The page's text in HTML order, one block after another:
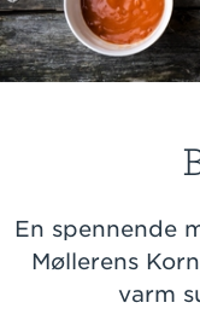
En spennende
Møllerens
varm